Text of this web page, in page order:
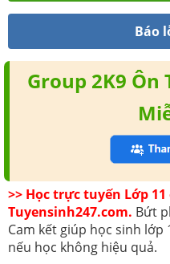
Báo
Group 2K9 Ôn
>> Học trực tuyến Lớp
Tuyensinh247.com. Bứt
Cam kết giúp học sinh
nếu học không hiệu quả.